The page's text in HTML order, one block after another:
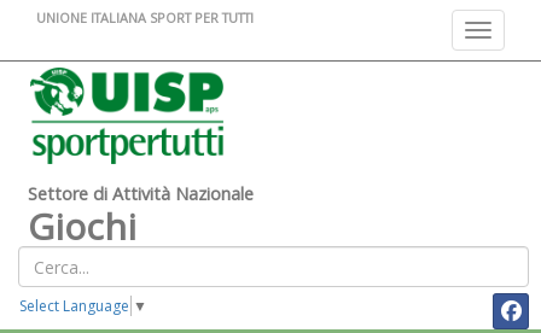
Toggle
UNIONE ITALIANA SPORT PER TUTTI
Settore di Attività Nazionale
Giochi
Select Language ▼